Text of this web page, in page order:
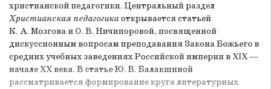
христианской педагогики. Центральный раздел
Христианская педагогикаоткрывается статьей
К. А. Мозгова и О. В. Ничипоровой, посвященной
дискуссионным вопросам преподавания Закона Божьего в
средних учебных заведениях Российской империи в XIX —
начале XX века. В статье Ю. В. Балакшиной
рассматривается формирование круга литературных